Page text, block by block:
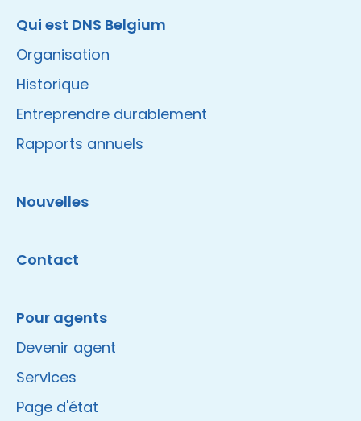
Qui est DNS Belgium
Organisation
Historique
Entreprendre durablement
Rapports annuels
Nouvelles
Contact
Pour agents
Devenir agent
Services
Page d'état